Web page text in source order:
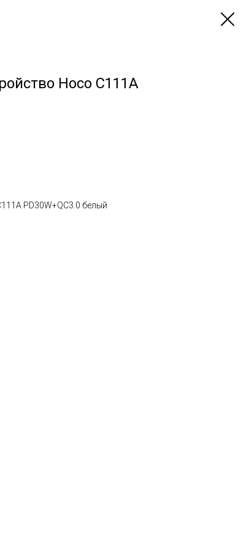
Hoco C111A
PD30W+QC3.0 белый